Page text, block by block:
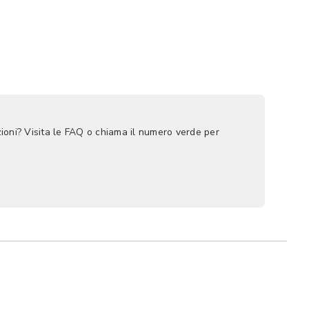
Visita le FAQ o chiama il numero verde per